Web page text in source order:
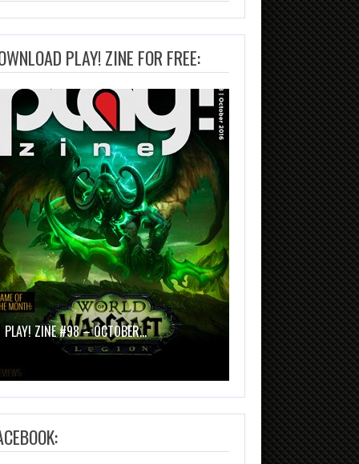
PLAY! ZINE FOR FREE:
PLAY! ZINE #98 – OCTOBER…